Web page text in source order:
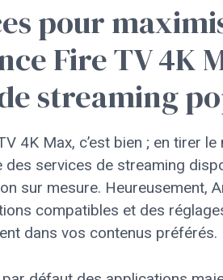
pour
Fire TV 4K
streaming
4K Max, c’est bien ; en tirer le
des services de streaming
sur mesure. Heureusement,
compatibles et des
dans vos contenus préférés.